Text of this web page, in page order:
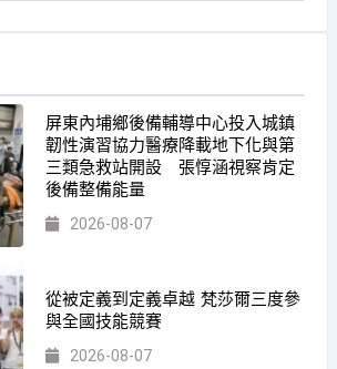
屏東內埔鄉後備輔導中心投入城鎮
韌性演習協力醫療降載地下化與第
三類急救站開設 張惇涵視察肯定
後備整備能量
2026-08-07
從被定義到定義卓越 梵莎爾三度參
與全國技能競賽
2026-08-07